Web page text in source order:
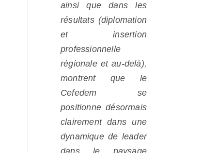
ainsi que dans les
résultats (diplomation
et insertion
professionnelle
régionale et au-delà),
montrent que le
Cefedem se
positionne désormais
clairement dans une
dynamique de leader
dans le paysage